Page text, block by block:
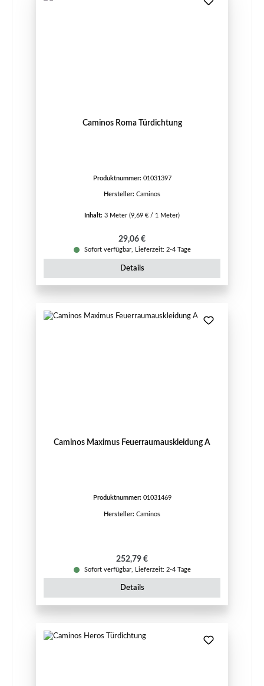
Caminos Roma Türdichtung
Produktnummer: 01031397
Hersteller: Caminos
Inhalt: 3 Meter (9,69 € / 1 Meter)
Regulärer Preis:
29,06 €
Sofort verfügbar, Lieferzeit: 2-4 Tage
Details
Caminos Maximus Feuerraumauskleidung A
Produktnummer: 01031469
Hersteller: Caminos
Regulärer Preis:
252,79 €
Sofort verfügbar, Lieferzeit: 2-4 Tage
Details